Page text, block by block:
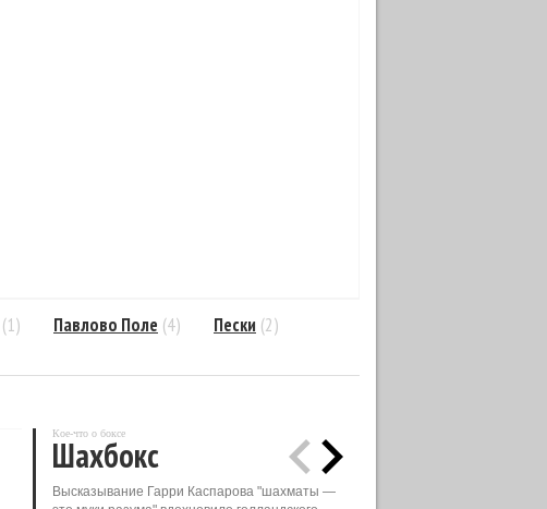
(1) Павлово Поле (4) Пески (2)
Кое-что о боксе
Шахбокс
Высказывание Гарри Каспарова "шахматы —